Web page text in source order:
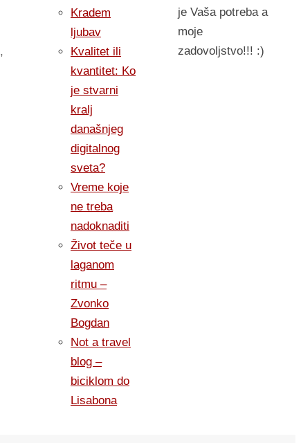
,
Kradem
ljubav
Kvalitet ili
kvantitet: Ko
je stvarni
kralj
današnjeg
digitalnog
sveta?
Vreme koje
ne treba
nadoknaditi
Život teče u
laganom
ritmu –
Zvonko
Bogdan
Not a travel
blog –
biciklom do
Lisabona
je Vaša potreba a
moje
zadovoljstvo!!! :)